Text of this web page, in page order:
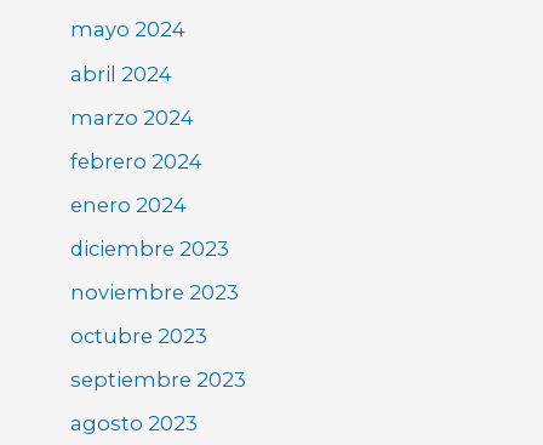
mayo 2024
abril 2024
marzo 2024
febrero 2024
enero 2024
diciembre 2023
noviembre 2023
octubre 2023
septiembre 2023
agosto 2023